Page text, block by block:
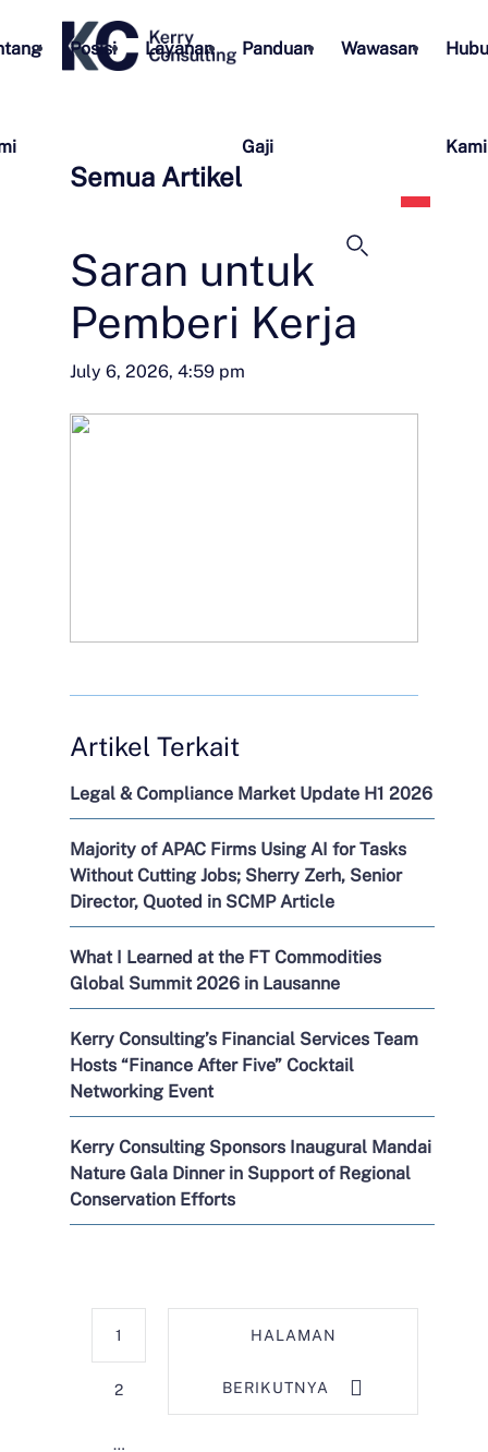
Posisi Layanan Panduan
Gaji
Wawasan
Kami
Semua Artikel
Saran untuk
Pemberi Kerja
July 6, 2026, 4:59 pm
Artikel Terkait
Legal & Compliance Market Update H1 2026
Majority of APAC Firms Using AI for Tasks
Without Cutting Jobs; Sherry Zerh, Senior
Director, Quoted in SCMP Article
What I Learned at the FT Commodities
Global Summit 2026 in Lausanne
Kerry Consulting’s Financial Services Team
Hosts “Finance After Five” Cocktail
Networking Event
Kerry Consulting Sponsors Inaugural Mandai
Nature Gala Dinner in Support of Regional
Conservation Efforts
HALAMAN
BERIKUTNYA
1
2
…